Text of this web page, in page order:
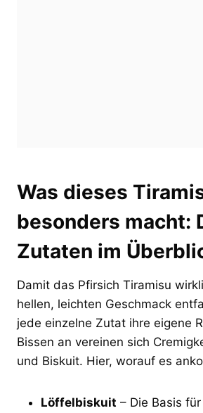
Was dieses
besonders macht:
Zutaten im
Damit das Pfirsich Tiramisu
hellen, leichten Geschmack
jede einzelne Zutat ihre eigene
Bissen an vereinen sich
und Biskuit. Hier, worauf es
Löffelbiskuit – Die Basis